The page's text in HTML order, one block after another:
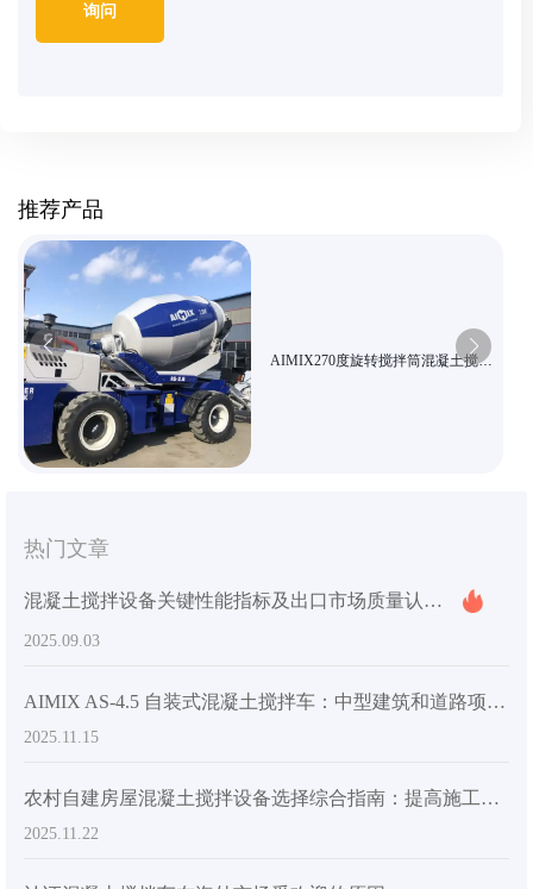
推荐产品
AIMIX270度旋转搅拌筒混凝土搅拌
热门文章
混凝土搅拌设备关键性能指标及出口市场质量认证要求详解
2025.09.03
AIMIX AS-4.5 自装式混凝土搅拌车：中型建筑和道路项目的成功案例
2025.11.15
农村自建房屋混凝土搅拌设备选择综合指南：提高施工效率的实用技巧
2025.11.22